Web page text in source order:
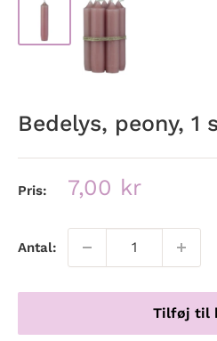
Bedelys, peony, 1
Pris: Udsalgspris
7,00 kr
Antal:
Tilføj til